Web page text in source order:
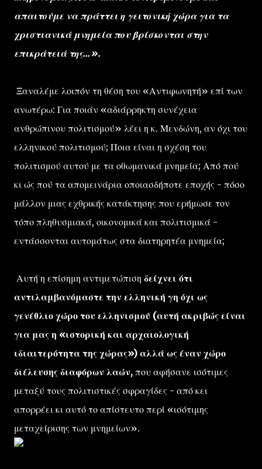
απαιτούμε να πράττει η γειτονική χώρα για τα
χριστιανικά μνημεία που βρίσκονται στην
επικράτειά της...».
Ξαναλέμε λοιπόν τη θέση του «Αντιφωνητή» επί των
ανωτέρω: Για ποιάν «αδιάρρηκτη συνέχεια
ανθρώπινου πολιτισμού» λέει η κ. Μενδώνη, αν όχι του
ελληνικού πολιτισμού; Ποια είναι η σχέση του
πολιτισμού αυτού με τα οθωμανικά μνημεία; Από πού
κι ώς πού τα απομεινάρια οποιασδήποτε εποχής - πόσο
μάλλον μιας εχθρικής κατάκτησης που ερήμωσε τον
τόπο πληθυσμιακά, οικονομικά και πολιτισμικά -
εντάσσονται αυτομάτως στα διατηρητέα μνημεία;
Αυτή η επίσημη αντιμετώπιση δείχνει ότι
αντιλαμβανόμαστε την ελληνική γη όχι ως
γενέθλιο χώρο του ελληνισμού (αυτή ακριβώς είναι
για μας η «ιστορική και αρχαιολογική
ιδιαιτερότητα της χώρας») αλλά ως έναν χώρο
διέλευσης διαφόρων λαών, που αφήσανε ισότιμες
μεταξύ τους πολιτιστικές σφραγίδες - από κει
απορρέει κι αυτό το απίστευτο περί «ισότιμης
μεταχείρισης των μνημείων».